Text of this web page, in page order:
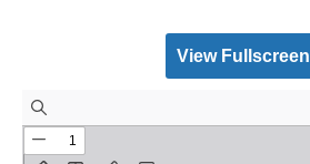
View Fullscreen